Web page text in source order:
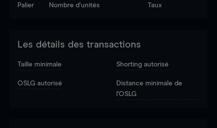
Palier Nombre d’unités Taux
Les détails des transactions
Taille minimale Shorting autorisé
OSLG autorisé
Distance minimale de
l'OSLG